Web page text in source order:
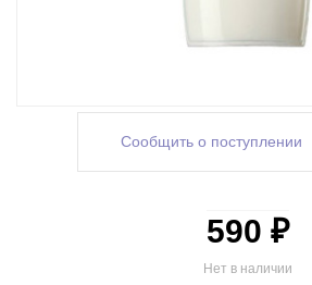
Сообщить о поступлении
Нет в наличии
590 ₽